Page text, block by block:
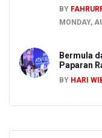
BY
MONDAY,
Bermula
Paparan
BY HARI